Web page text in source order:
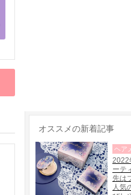
オススメの新着記事
2022
ーテ
先は
人気
ヘア